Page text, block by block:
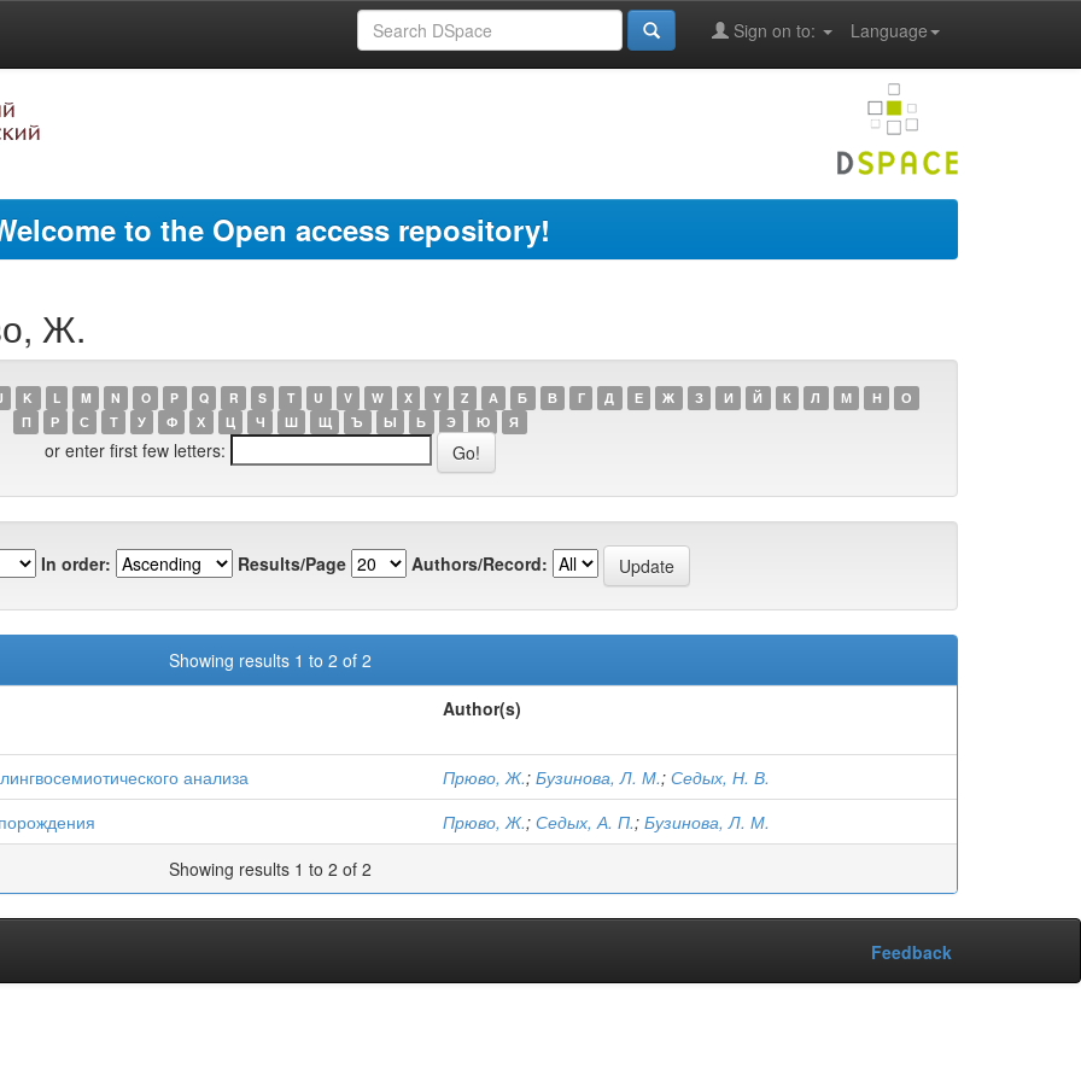
Language
Sign on to:
to the Open access repository!
Ж.
K L M N O P Q R S T U V W X Y Z А Б В Г Д Е Ж З И Й К Л М Н
О
П
Р С Т У Ф Х Ц Ч Ш Щ Ъ Ы Ь Э Ю Я
or enter first few letters:
In order: Results/Page Authors/Record:
Showing results 1 to 2 of 2
Author(s)
анализа Прюво, Ж.; Бузинова, Л. М.; Седых, Н. В.
Прюво, Ж.; Седых, А. П.; Бузинова, Л. М.
Showing results 1 to 2 of 2
Feedback